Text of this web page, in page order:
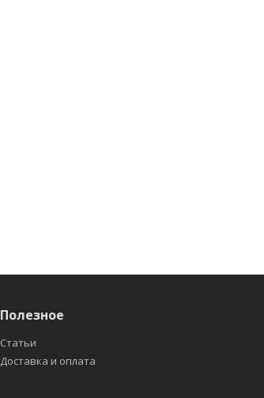
Полезное
Статьи
Доставка и оплата